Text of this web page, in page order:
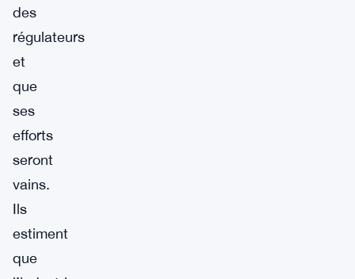
des
régulateurs
et
que
ses
efforts
seront
vains.
Ils
estiment
que